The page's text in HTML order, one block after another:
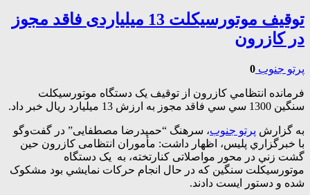
توقیف موتورسیکلت 13 میلیاردی فاقد مجوز
در کازرون
پرتو جنوب 0
فرمانده انتظامي کازرون از توقيف يک دستگاه موتورسيکلت
سنگين 1300 سي سي فاقد مجوز به ارزش 13 میلیارد ریال خبر داد.
به گزارش پرتو جنوب، سرهنگ “حمیدرضا مصطفایی” در گفت‌وگو
با خبرگزاري پليس، اظهار داشت: مأموران انتظامی کازرون حين
گشت زني در محور مواصلاتی کنارتخته، به يک دستگاه
موتورسيکلت سنگين که در حال انجام حرکات نمايشي بود مشکوک
شده و دستور ایست دادند.